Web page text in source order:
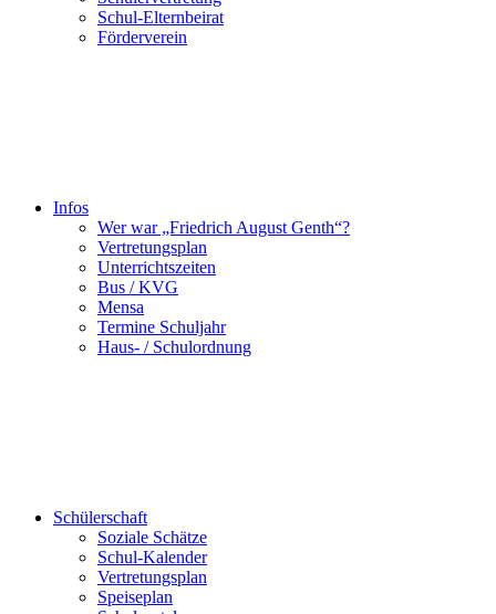
Schul-Elternbeirat
Förderverein
Infos
Wer war „Friedrich August Genth“?
Vertretungsplan
Unterrichtszeiten
Bus / KVG
Mensa
Termine Schuljahr
Haus- / Schulordnung
Schülerschaft
Soziale Schätze
Schul-Kalender
Vertretungsplan
Speiseplan